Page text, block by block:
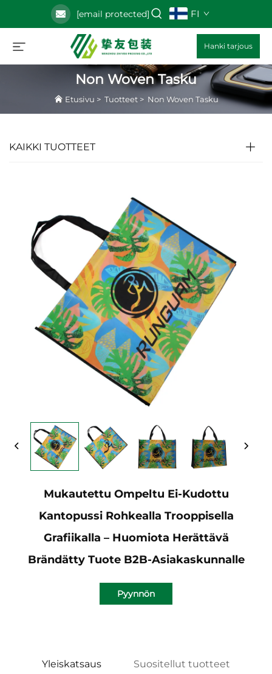
[email protected] FI
Hanki tarjous
Non Woven Tasku
Etusivu > Tuotteet> Non Woven Tasku
KAIKKI TUOTTEET
Mukautettu Ompeltu Ei-Kudottu
Kantopussi Rohkealla Trooppisella
Grafiikalla – Huomiota Herättävä
Brändätty Tuote B2B-Asiakaskunnalle
Pyynnön
Yleiskatsaus Suositellut tuotteet